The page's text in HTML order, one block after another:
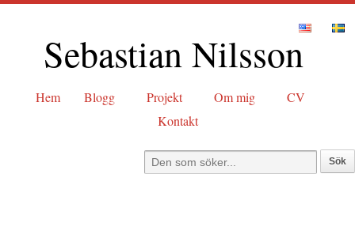
Sebastian Nilsson
Hem Blogg Projekt Om mig
CV
Kontakt